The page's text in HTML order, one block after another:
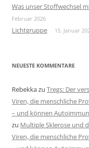
Was unser Stoffwechsel
Februar 2026
Lichtgruppe 15. Januar
NEUESTE KOMMENTARE
Rebekkazu Tregs: Der
Viren, die menschliche
– und können
zu Multiple Sklerose und
Viren, die menschliche